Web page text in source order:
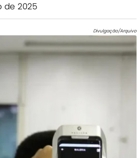
de 2025
Divulgação/Arquivo